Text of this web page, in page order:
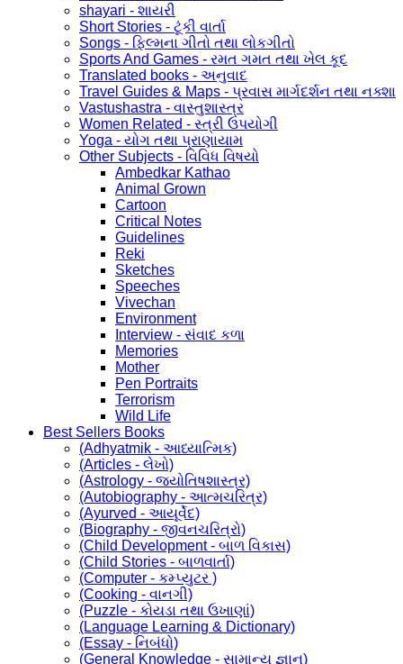
shayari - શાયરી
Short Stories - ટૂંકી વાર્તા
Songs - ફિલ્મના ગીતો તથા લોકગીતો
Sports And Games - રમત ગમત તથા ખેલ કૂદ
Translated books - અનુવાદ
Travel Guides & Maps - પ્રવાસ માર્ગદર્શન તથા નક્શા
Vastushastra - વાસ્તુશાસ્ત્ર
Women Related - સ્ત્રી ઉપયોગી
Yoga - યોગ તથા પ્રાણાયામ
Other Subjects - વિવિધ વિષયો
Ambedkar Kathao
Animal Grown
Cartoon
Critical Notes
Guidelines
Reki
Sketches
Speeches
Vivechan
Environment
Interview - સંવાદ કળા
Memories
Mother
Pen Portraits
Terrorism
Wild Life
Best Sellers Books
(Adhyatmik - આધ્યાત્મિક)
(Articles - લેખો)
(Astrology - જ્યોતિષશાસ્ત્ર)
(Autobiography - આત્મચરિત્ર)
(Ayurved - આયૂર્વેદ)
(Biography - જીવનચરિત્રો)
(Child Development - બાળ વિકાસ)
(Child Stories - બાળવાર્તા)
(Computer - કમ્પ્યુટર )
(Cooking - વાનગી)
(Puzzle - કોયડા તથા ઉખાણાં)
(Language Learning & Dictionary)
(Essay - નિબંધો)
(General Knowledge - સામાન્ય જ્ઞાન)